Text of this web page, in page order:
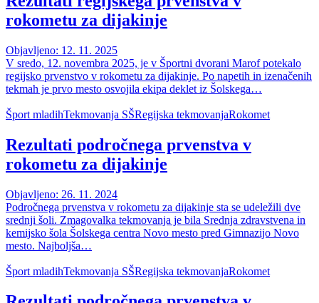
rokometu za dijakinje
Objavljeno: 12. 11. 2025
V sredo, 12. novembra 2025, je v Športni dvorani Marof potekalo
regijsko prvenstvo v rokometu za dijakinje. Po napetih in izenačenih
tekmah je prvo mesto osvojila ekipa deklet iz Šolskega…
Šport mladihTekmovanja SŠRegijska tekmovanjaRokomet
Rezultati področnega prvenstva v
rokometu za dijakinje
Objavljeno: 26. 11. 2024
Področnega prvenstva v rokometu za dijakinje sta se udeležili dve
srednji šoli. Zmagovalka tekmovanja je bila Srednja zdravstvena in
kemijsko šola Šolskega centra Novo mesto pred Gimnazijo Novo
mesto. Najboljša…
Šport mladihTekmovanja SŠRegijska tekmovanjaRokomet